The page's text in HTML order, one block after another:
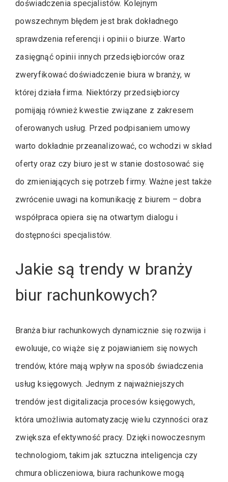
doświadczenia specjalistów. Kolejnym
powszechnym błędem jest brak dokładnego
sprawdzenia referencji i opinii o biurze. Warto
zasięgnąć opinii innych przedsiębiorców oraz
zweryfikować doświadczenie biura w branży, w
której działa firma. Niektórzy przedsiębiorcy
pomijają również kwestie związane z zakresem
oferowanych usług. Przed podpisaniem umowy
warto dokładnie przeanalizować, co wchodzi w skład
oferty oraz czy biuro jest w stanie dostosować się
do zmieniających się potrzeb firmy. Ważne jest także
zwrócenie uwagi na komunikację z biurem – dobra
współpraca opiera się na otwartym dialogu i
dostępności specjalistów.
Jakie są trendy w branży
biur rachunkowych?
Branża biur rachunkowych dynamicznie się rozwija i
ewoluuje, co wiąże się z pojawianiem się nowych
trendów, które mają wpływ na sposób świadczenia
usług księgowych. Jednym z najważniejszych
trendów jest digitalizacja procesów księgowych,
która umożliwia automatyzację wielu czynności oraz
zwiększa efektywność pracy. Dzięki nowoczesnym
technologiom, takim jak sztuczna inteligencja czy
chmura obliczeniowa, biura rachunkowe mogą